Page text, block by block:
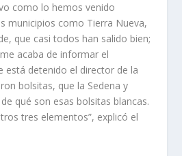
como lo hemos venido
municipios como Tierra Nueva,
que casi todos han salido bien;
acaba de informar el
está detenido el director de la
bolsitas, que la Sedena y
qué son esas bolsitas blancas.
tres elementos”, explicó el